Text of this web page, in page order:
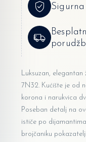
Luksuzan,
7N32. Kućište je od
korona i narukvica
Poseban detalj na
ističe po
brojčaniku